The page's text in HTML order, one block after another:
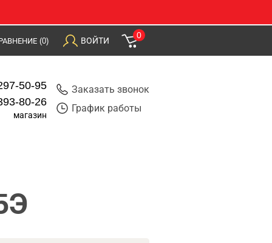
(0) ВОЙТИ
0
50-95
80-26
магазин
Заказать звонок
График работы